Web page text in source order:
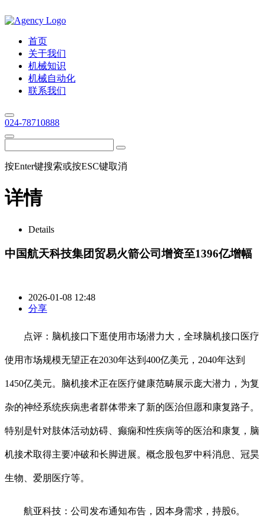
首页
关于我们
机械知识
机械自动化
联系我们
024-78710888
按Enter键搜索或按ESC键取消
详情
Details
中国航天科技集团贸易火箭公司增资至1396亿增幅
2026-01-08 12:48
分享
点评：脑机接口下逛使用市场潜力大，全球脑机接口医疗
使用市场规模无望正在2030年达到400亿美元，2040年达到
1450亿美元。脑机接术正在医疗健康范畴展示庞大潜力，为复
杂的神经系统疾病患者群体带来了新的医治但愿和康复路子。
特别是针对肢体活动妨碍、癫痫和性疾病等的医治和康复，脑
机接术取得主要冲破和长脚进展。概念股包罗中科消息、冠昊
生物、爱朋医疗等。
航亚科技：公司发布通知布告，因本身需求，持股6。